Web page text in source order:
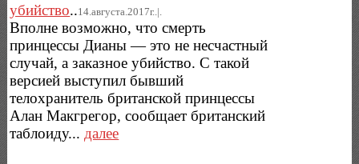
убийство..14.августа.2017г..|.
Вполне возможно, что смерть
принцессы Дианы — это не несчастный
случай, а заказное убийство. С такой
версией выступил бывший
телохранитель британской принцессы
Алан Макгрегор, сообщает британский
таблоиду... далее